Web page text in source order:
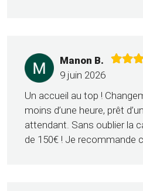
Manon B.
9 juin 2026
Un accueil au top !
moins d’une heure, prêt
attendant. Sans oublier la
de 150€ ! Je recommande